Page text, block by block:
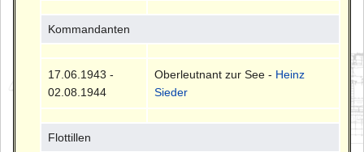
Kommandanten
17.06.1943 -
02.08.1944
Oberleutnant zur See - Heinz
Sieder
Flottillen